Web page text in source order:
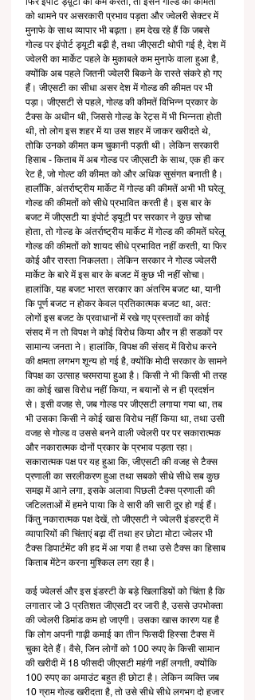
को थामने पर असरकारी प्रभाव पड़ता और ज्वेलरी सेक्टर में
मुनाफे के साथ व्यापार भी बढ़ता। हम देख रहे हैं कि जबसे
गोल्ड पर इंपोर्ट ड्यूटी बढ़ी है, तथा जीएसटी थोपी गई है, देश में
ज्वेलरी का मार्केट पहले के मुकाबले कम मुनाफे वाला हुआ है,
क्योंकि अब पहले जितनी ज्वेलरी बिकने के रास्ते संकरे हो गए
हैं। जीएसटी का सीधा असर देश में गोल्ड की कीमत पर भी
पड़ा। जीएसटी से पहले, गोल्ड की कीमतें विभिन्न प्रकार के
टैक्स के अधीन थी, जिससे गोल्ड के रेट्स में भी भिन्नता होती
थी, तो लोग इस शहर में या उस शहर में जाकर खरीदते थे,
तोकि उनको कीमत कम चुकानी पड़ती थी। लेकिन सरकारी
हिसाब - किताब में अब गोल्ड पर जीएसटी के साथ, एक ही कर
रेट है, जो गोल्ट की कीमत को और अधिक सुसंगत बनाती है।
हालाँकि, अंतर्राष्ट्रीय मार्केट में गोल्ड की कीमतें अभी भी घरेलू
गोल्ड की कीमतों को सीधे प्रभावित करती है। इस बार के
बजट में जीएसटी या इंपोर्ट ड्यूटी पर सरकार ने कुछ सोचा
होता, तो गोल्ड के अंतर्राष्ट्रीय मार्केट में गोल्ड की कीमतें घरेलू
गोल्ड की कीमतों को शायद सीधे प्रभावित नहीं करती, या फिर
कोई और रास्ता निकलता। लेकिन सरकार ने गोल्ड ज्वेलरी
मार्केट के बारे में इस बार के बजट में कुछ भी नहीं सोचा।
हालांकि, यह बजट भारत सरकार का अंतरिम बजट था, यानी
कि पूर्ण बजट न होकर केवल प्रतिकात्मक बजट था, अत:
लोगों इस बजट के प्रवाधानों में रखे गए प्रस्तावों का कोई
संसद में न तो विपक्ष ने कोई विरोध किया और न ही सडकों पर
सामान्य जनता ने। हालांकि, विपक्ष की संसद में विरोध करने
की क्षमता लगभग शून्य हो गई है, क्योंकि मोदी सरकार के सामने
विपक्ष का उत्साह चरमराया हुआ है। किसी ने भी किसी भी तरह
का कोई खास विरोध नहीं किया, न बयानों से न ही प्रदर्शन
से। इसी वजह से, जब गोल्ड पर जीएसटी लगाया गया था, तब
भी उसका किसी ने कोई खास विरोध नहीं किया था, तथा उसी
वजह से गोल्ड व उससे बनने वाली ज्वेलरी पर पर सकारात्मक
और नकारात्मक दोनों प्रकार के प्रभाव पड़ता रहा।
सकारात्मक पक्ष पर यह हुआ कि, जीएसटी की वजह से टैक्स
प्रणाली का सरलीकरण हुआ तथा सबको सीधे सीधे सब कुछ
समझ में आने लगा, इसके अलावा पिछली टैक्स प्रणाली की
जटिलताओं में हमने पाया कि वे सारी की सारी दूर हो गई हैं।
किंतु नकारात्मक पक्ष देखें, तो जीएसटी ने ज्वेलरी इंडस्ट्री में
व्यापारियों की चिंताएं बढ़ा दीं तथा हर छोटा मोटा ज्वेलर भी
टैक्स डिपार्टमेंट की हद में आ गया है तथा उसे टैक्स का हिसाब
किताब मेंटेन करना मुश्किल लग रहा है।
कई ज्वेलर्स और इस इंडस्टी के बड़े खिलाडिय़ों को चिंता है कि
लगातार जो 3 प्रतिशत जीएसटी दर जारी है, उससे उपभोक्ता
की ज्वेलरी डिमांड कम हो जाएगी। उसका खास कारण यह है
कि लोग अपनी गाढ़ी कमाई का तीन फिसदी हिस्सा टैक्स में
चुका देते हैं। वैसे, जिन लोगों को 100 रुपए के किसी सामान
की खरीदी में 18 फीसदी जीएसटी महंगी नहीं लगती, क्योंकि
100 रुपए का अमाउंट बहुत ही छोटा है। लेकिन व्यक्ति जब
10 ग्राम गोल्ड खरीदता है, तो उसे सीधे सीधे लगभग दो हजार